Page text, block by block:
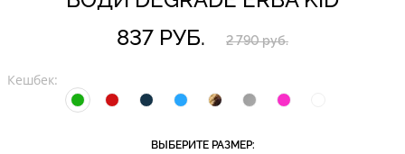
837 РУБ.
2 790 руб.
Кешбек:
ВЫБЕРИТЕ РАЗМЕР: